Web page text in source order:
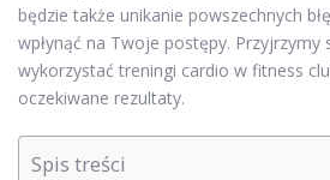
będzie także unikanie powszechnych
wpłynąć na Twoje postępy. Przyjrzymy
wykorzystać treningi cardio w fitness
oczekiwane rezultaty.
Spis treści